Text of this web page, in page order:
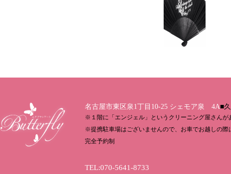
名古屋市東区泉1丁目10-25 シェモア泉 4A■
※１階に「エンジェル」というクリーニング屋さんが
※提携駐車場はございませんので、お車でお越しの際
完全予約制
TEL:070-5641-8733